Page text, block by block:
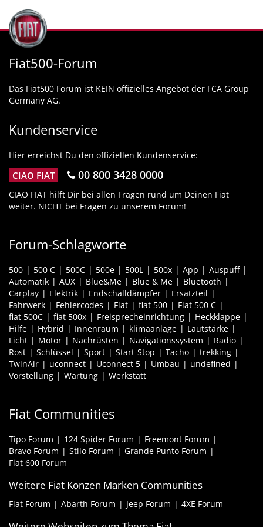
Fiat500-Forum
Das Fiat500 Forum ist KEIN offizielles Angebot der FCA Group
Germany AG.
Kundenservice
Hier erreichst Du den offiziellen Kundenservice:
CIAO FIAT 00 800 3428 0000
CIAO FIAT hilft Dir bei allen Fragen rund um Deinen Fiat
weiter. NICHT bei Fragen zu unserem Forum!
Forum-Schlagworte
500 500 C 500C 500e 500L 500x App
Auspuff
Automatik
AUX Blue&Me Blue & Me
Bluetooth
Carplay
Elektrik Endschalldämpfer
Ersatzteil
Fahrwerk
Fehlercodes Fiat fiat 500
Fiat 500 C
fiat 500C
fiat 500x Freisprecheinrichtung
Heckklappe
Hilfe
Hybrid Innenraum klimaanlage
Lautstärke
Licht
Motor Nachrüsten Navigationssystem
Radio
Rost
Schlüssel Sport Start-Stop Tacho
trekking
TwinAir
uconnect Uconnect 5 Umbau
undefined
Vorstellung
Wartung Werkstatt
Fiat Communities
Tipo Forum 124 Spider Forum
Freemont Forum
Bravo Forum
Stilo Forum
Grande Punto Forum
Fiat 600 Forum
Weitere Fiat Konzen Marken Communities
Fiat Forum Abarth Forum Jeep Forum 4XE Forum